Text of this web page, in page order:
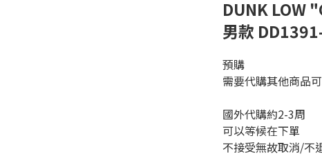
DUNK LOW
男款
預購
需要代購其他商品
國外代購約2-3周
可以等候在下單
不接受無故取消/不